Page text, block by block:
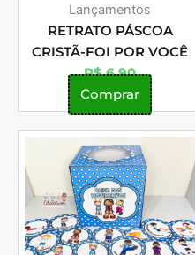
Lançamentos
RETRATO PÁSCOA
CRISTÃ-FOI POR VOCÊ
R$6,90
Comprar